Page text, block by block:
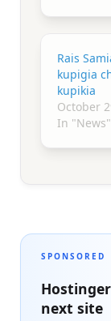
Rais
kupigia
kupikia
October
In "News"
SPONSORED
next site